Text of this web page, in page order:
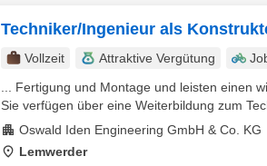
Techniker/Ingenieur als
Vollzeit Attraktive Vergütung
... Fertigung und Montage und leisten einen
Sie verfügen über eine Weiterbildung zum
Oswald Iden Engineering GmbH & Co. KG
Lemwerder